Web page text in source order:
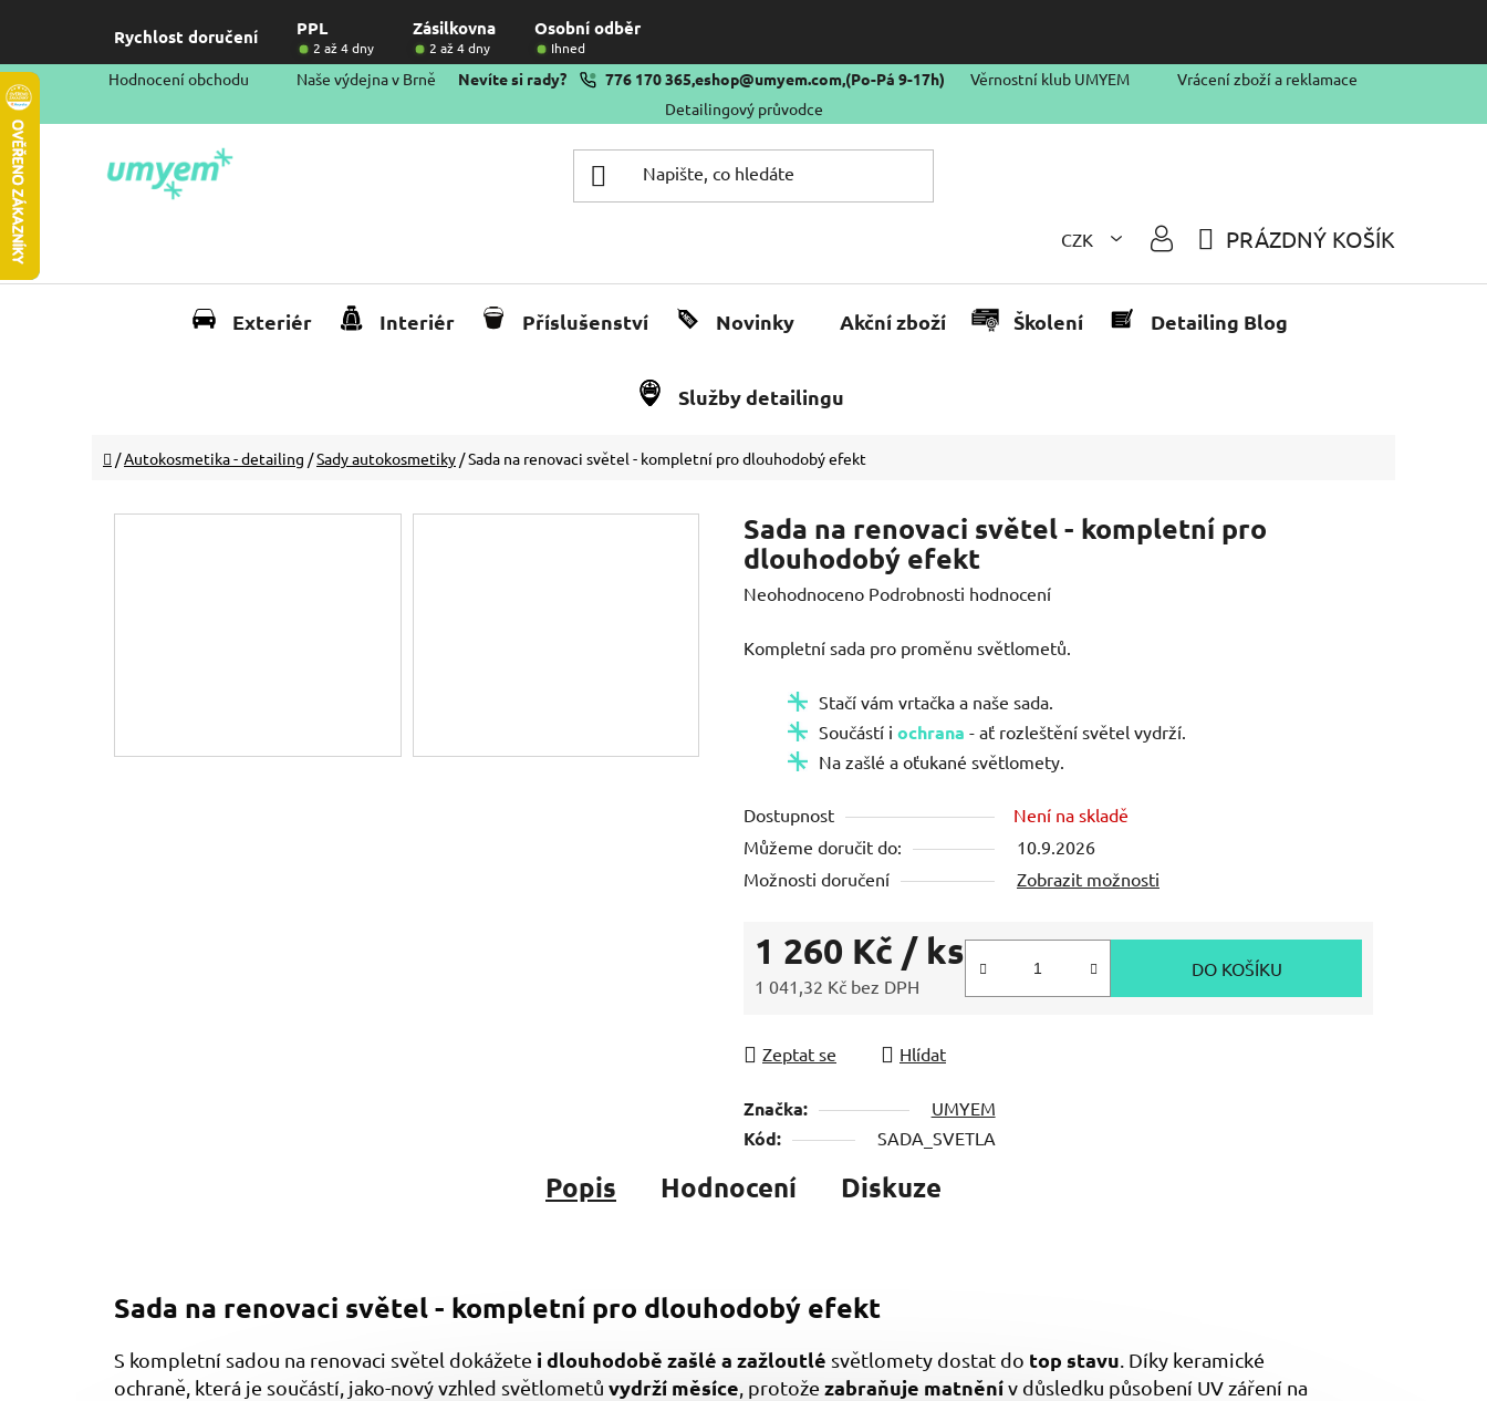
obsah
Rychlost doručení PPL Zásilkovna Osobní odběr
2 až 4 dny 2 až 4 dny Ihned
Hodnocení obchodu Naše výdejna v Brně Nevíte si rady? 776 170 365,eshop@umyem.com,(Po-Pá 9-17h) Věrnostní klub UMYEM
Vrácení zboží a reklamace
Detailingový průvodce
CZK
KOŠÍK
PRÁZDNÝ KOŠÍK
Exteriér Interiér Příslušenství Novinky Akční zboží Školení Detailing Blog
Služby detailingu
Domů
/Autokosmetika - detailing /Sady autokosmetiky /Sada na renovaci světel - kompletní pro dlouhodobý efekt
Sada na renovaci světel - kompletní pro
dlouhodobý efekt
Průměrné
produktu
Neohodnoceno Podrobnosti hodnocení
Kompletní sada pro proměnu světlometů.
Stačí vám vrtačka a naše sada.
Součástí i ochrana - ať rozleštění světel vydrží.
Na zašlé a oťukané světlomety.
Dostupnost
Není na skladě
Můžeme doručit do:
10.9.2026
Možnosti doručení
Zobrazit možnosti
1 260 Kč / ks
1 041,32 Kč bez DPH
DO KOŠÍKU
Zeptat se Hlídat
Značka: UMYEM
Kód: SADA_SVETLA
Popis Hodnocení Diskuze
Sada na renovaci světel - kompletní pro dlouhodobý efekt
S kompletní sadou na renovaci světel dokážete i dlouhodobě zašlé a zažloutlé světlomety dostat do top stavu . Díky keramické
ochraně, která je součástí, jako-nový vzhled světlometů vydrží měsíce , protože zabraňuje matněnív důsledku působení UV záření na